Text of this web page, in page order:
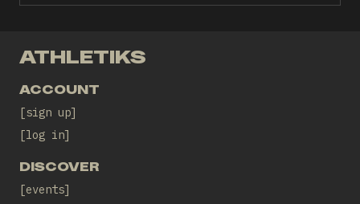
ATHLETIKS
ACCOUNT
sign up
log in
DISCOVER
events